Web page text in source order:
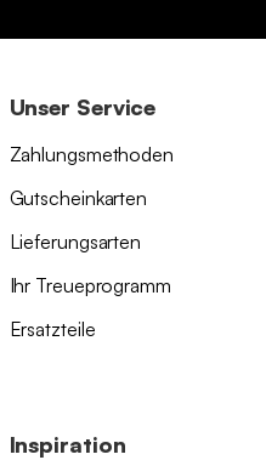
Unser Service
Zahlungsmethoden
Gutscheinkarten
Lieferungsarten
Ihr Treueprogramm
Ersatzteile
Inspiration